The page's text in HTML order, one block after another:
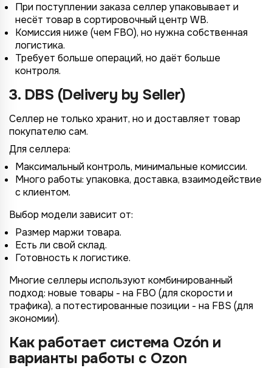
При поступлении заказа селлер упаковывает и
несёт товар в сортировочный центр WB.
Комиссия ниже (чем FBO), но нужна собственная
логистика.
Требует больше операций, но даёт больше
контроля.
3. DBS (Delivery by Seller)
Селлер не только хранит, но и доставляет товар
покупателю сам.
Для селлера:
Максимальный контроль, минимальные комиссии.
Много работы: упаковка, доставка, взаимодействие
с клиентом.
Выбор модели зависит от:
Размер маржи товара.
Есть ли свой склад.
Готовность к логистике.
Многие селлеры используют комбинированный
подход: новые товары - на FBO (для скорости и
трафика), а потестированные позиции - на FBS (для
экономии).
Как работает система Ozón и
варианты работы с Ozon